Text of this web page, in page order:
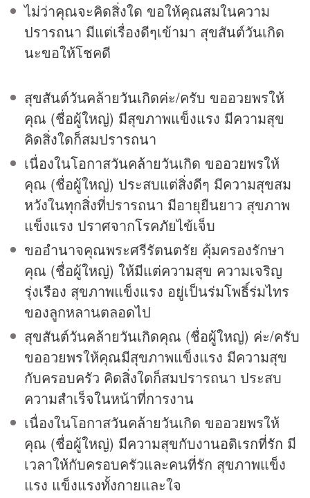
ไม่ว่าคุณจะคิดสิ่งใด ขอให้คุณสมในความ
ปรารถนา มีแต่เรื่องดีๆเข้ามา สุขสันต์วันเกิด
นะขอให้โชคดี
สุขสันต์วันคล้ายวันเกิดค่ะ/ครับ ขออวยพรให้
คุณ (ชื่อผู้ใหญ่) มีสุขภาพแข็งแรง มีความสุข
คิดสิ่งใดก็สมปรารถนา
เนื่องในโอกาสวันคล้ายวันเกิด ขออวยพรให้
คุณ (ชื่อผู้ใหญ่) ประสบแต่สิ่งดีๆ มีความสุขสม
หวังในทุกสิ่งที่ปรารถนา มีอายุยืนยาว สุขภาพ
แข็งแรง ปราศจากโรคภัยไข้เจ็บ
ขออำนาจคุณพระศรีรัตนตรัย คุ้มครองรักษา
คุณ (ชื่อผู้ใหญ่) ให้มีแต่ความสุข ความเจริญ
รุ่งเรือง สุขภาพแข็งแรง อยู่เป็นร่มโพธิ์ร่มไทร
ของลูกหลานตลอดไป
สุขสันต์วันคล้ายวันเกิดคุณ (ชื่อผู้ใหญ่) ค่ะ/ครับ
ขออวยพรให้คุณมีสุขภาพแข็งแรง มีความสุข
กับครอบครัว คิดสิ่งใดก็สมปรารถนา ประสบ
ความสำเร็จในหน้าที่การงาน
เนื่องในโอกาสวันคล้ายวันเกิด ขออวยพรให้
คุณ (ชื่อผู้ใหญ่) มีความสุขกับงานอดิเรกที่รัก มี
เวลาให้กับครอบครัวและคนที่รัก สุขภาพแข็ง
แรง แข็งแรงทั้งกายและใจ